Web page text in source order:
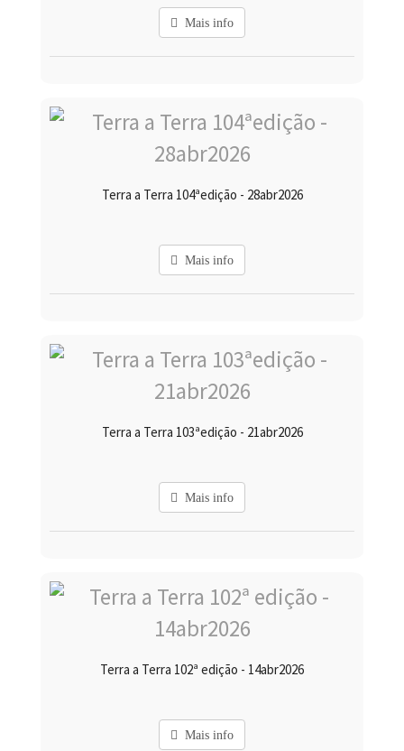
Mais info
Terra a Terra 104ªedição - 28abr2026
Mais info
Terra a Terra 103ªedição - 21abr2026
Mais info
Terra a Terra 102ª edição - 14abr2026
Mais info